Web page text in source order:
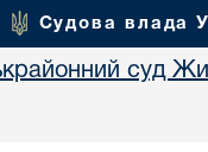
Судова влада
суд